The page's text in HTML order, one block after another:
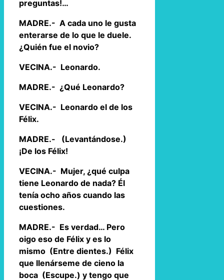
preguntas!…
MADRE.- A cada uno le gusta
enterarse de lo que le duele.
¿Quién fue el novio?
VECINA.- Leonardo.
MADRE.- ¿Qué Leonardo?
VECINA.- Leonardo el de los
Félix.
MADRE.- (Levantándose.)
¡De los Félix!
VECINA.- Mujer, ¿qué culpa
tiene Leonardo de nada? Él
tenía ocho años cuando las
cuestiones.
MADRE.- Es verdad… Pero
oigo eso de Félix y es lo
mismo (Entre dientes.) Félix
que llenárseme de cieno la
boca (Escupe.) y tengo que